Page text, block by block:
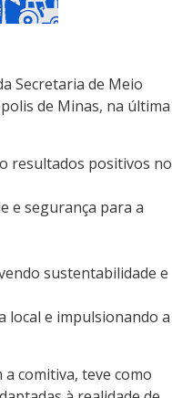
Secretaria de Meio
de Minas, na última
resultados positivos no
e segurança para a
sustentabilidade e
local e impulsionando a
comitiva, teve como